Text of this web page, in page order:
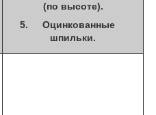
(по высоте).
Оцинкованные
шпильки.